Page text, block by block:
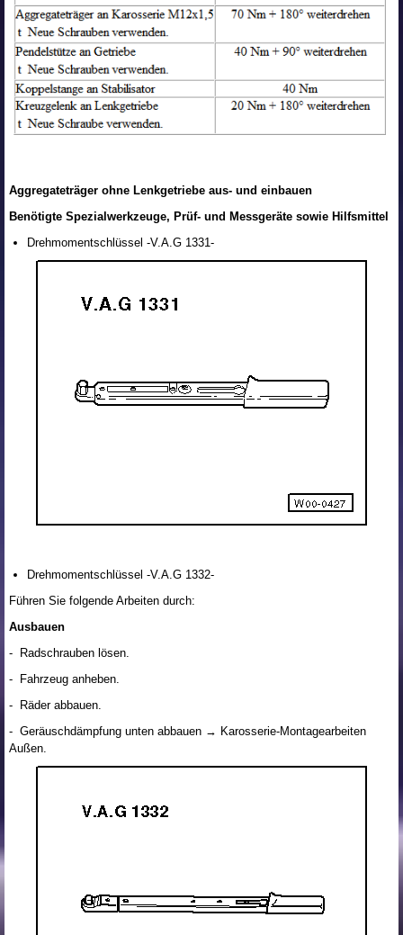
Aggregateträger ohne Lenkgetriebe aus- und einbauen
Benötigte Spezialwerkzeuge, Prüf- und Messgeräte sowie Hilfsmittel
Drehmomentschlüssel -V.A.G 1331-
Drehmomentschlüssel -V.A.G 1332-
Führen Sie folgende Arbeiten durch:
Ausbauen
- Radschrauben lösen.
- Fahrzeug anheben.
- Räder abbauen.
- Geräuschdämpfung unten abbauen → Karosserie-Montagearbeiten
Außen.